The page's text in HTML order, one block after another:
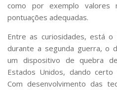
como por exemplo valores
pontuações adequadas.
Entre as curiosidades, está
durante a segunda guerra, o
um dispositivo de quebra
Estados Unidos, dando
Com desenvolvimento das